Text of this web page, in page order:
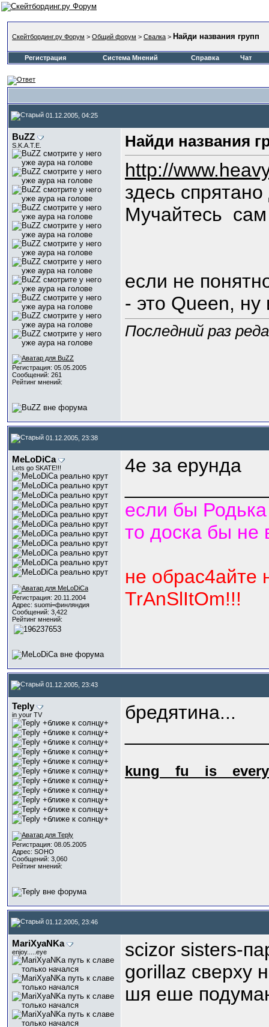
Скейтбординг.ру Форум > Общий форум > Свалка > Найди названия групп
Регистрация Система Мнений Справка Чат
01.12.2005, 04:25
BuZZ
S.K.A.T.E.
Регистрация: 05.05.2005
Сообщений: 261
Рейтинг мнений:
Найди названия
http://
здесь
Мучайтесь
если не
- это Queen, ну
Последний раз
01.12.2005, 23:38
MeLoDiCa
Lets go SKATE!!!
Регистрация: 20.11.2004
Адрес: suomi=финляндия
Сообщений: 3,422
Рейтинг мнений:
4е за ерунда
если бы
то доска бы
не
TrAnSlItOm!!!
01.12.2005, 23:43
Teply
in your TV
Регистрация: 08.05.2005
Адрес: SOHO
Сообщений: 3,060
Рейтинг мнений:
бредятина...
kung_ _fu_ _is_
01.12.2005, 23:46
МariXyaNKa
enjoy.....eye
scizor sisters-
gorillaz сверху
шя еше